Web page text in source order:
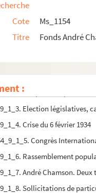
Cote
Ms_1154
Titre
Fonds André
:
de Chamson
engagements
Carte de la Chambre
Coupures de presse
Election législatives,
Crise du 6 février 1934
Congrès
Rassemblement
André Chamson. Deux
Sollicitations de